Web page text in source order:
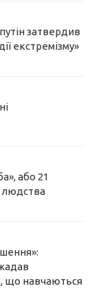
затвердив
екстремізму»
або 21
людства
що навчаються